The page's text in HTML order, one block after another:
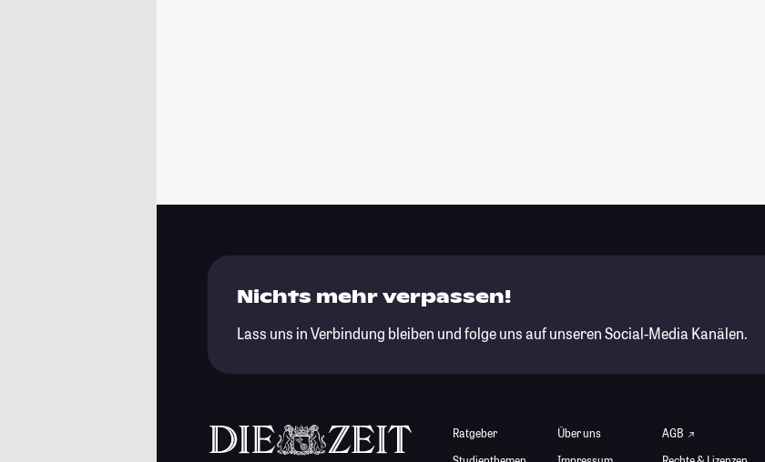
Nichts mehr verpassen!
Lass uns in Verbindung bleiben und folge uns auf unseren Social-Media Kanälen.
Ratgeber
Über uns
AGB